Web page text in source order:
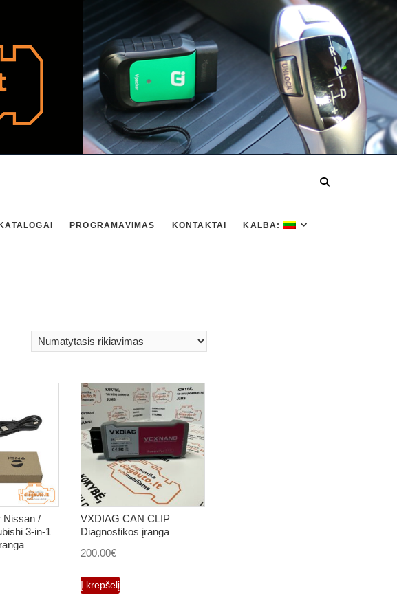
KATALOGAI PROGRAMAVIMAS KONTAKTAI KALBA:
Nissan /
3-in-1
VXDIAG CAN CLIP
Diagnostikos įranga
200.00€
Į krepšelį